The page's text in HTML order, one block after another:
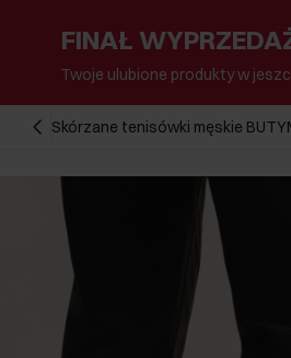
FINAŁ
Twoje ulubione produkty w
Skórzane tenisówki męskie